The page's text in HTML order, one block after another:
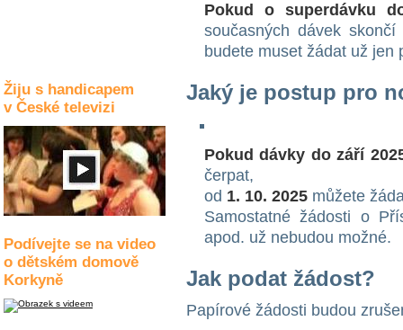
Žiju s handicapem
v České televizi
Podívejte se na video
o dětském domově
Korkyně
Pokud o superdávku
současných dávek
budete muset žádat už jen
Jaký je postup pro
Pokud dávky do září
čerpat,
od 1. 10. 2025 můžete
Samostatné žádosti o
apod. už nebudou možné.
Jak podat žádost?
Papírové žádosti budou